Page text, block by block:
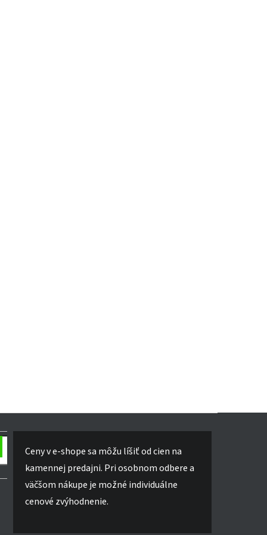
Ceny v e-shope sa môžu líšiť od cien na
kamennej predajni. Pri osobnom odbere a
väčšom nákupe je možné individuálne
cenové zvýhodnenie.